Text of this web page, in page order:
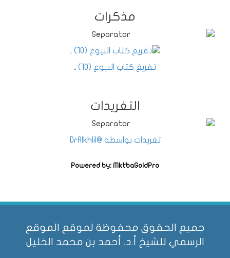
مذكرات
تفريغ كتاب البيوع (10) ـ
التغريدات
تغريدات بواسطة @DrAlkhlil
Powered by: MktbaGoldPro
جميع الحقوق محفوظة لموقع الموقع
الرسمي للشيخ أ.د. أحمد بن محمد الخليل